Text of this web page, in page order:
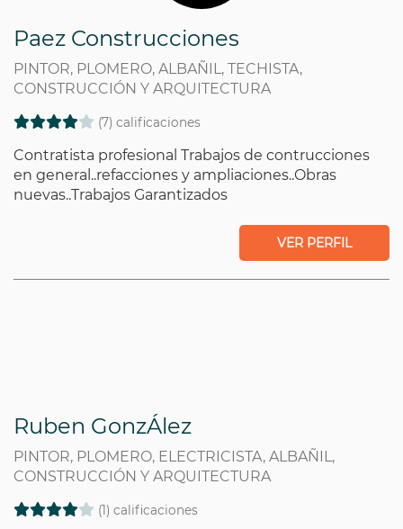
Paez Construcciones
PINTOR, PLOMERO, ALBAÑIL, TECHISTA,
CONSTRUCCIÓN Y ARQUITECTURA
(7) calificaciones
Contratista profesional Trabajos de contrucciones
en general..refacciones y ampliaciones..Obras
nuevas..Trabajos Garantizados
VER PERFIL
Ruben GonzÁlez
PINTOR, PLOMERO, ELECTRICISTA, ALBAÑIL,
CONSTRUCCIÓN Y ARQUITECTURA
(1) calificaciones